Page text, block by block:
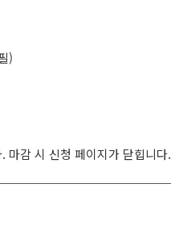
)
마감 시 신청 페이지가 닫힙니다.